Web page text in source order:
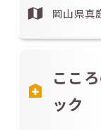
岡山県真
ここ
ック